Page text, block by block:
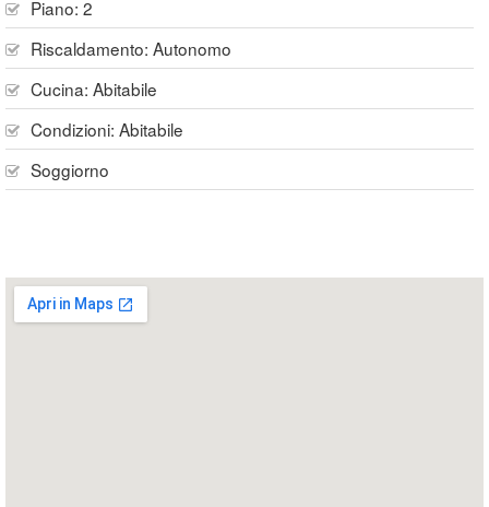
Piano: 2
Riscaldamento: Autonomo
Cucina: Abitabile
Condizioni: Abitabile
Soggiorno